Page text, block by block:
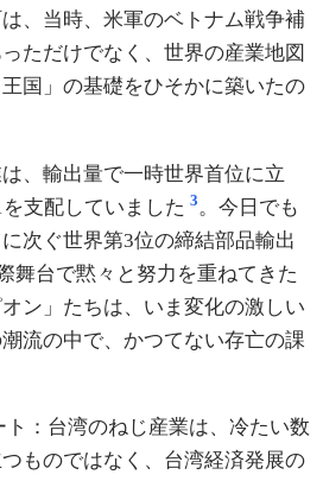
、当時、米軍のベトナム戦争補
ただけでなく、世界の産業地図
国」の基礎をひそかに築いたの
、輸出量で一時世界首位に立
支配していました 3。今日でも
次ぐ世界第3位の締結部品輸出
舞台で黙々と努力を重ねてきた
ン」たちは、いま変化の激しい
流の中で、かつてない存亡の課
ト：台湾のねじ産業は、冷たい数
ものではなく、台湾経済発展の